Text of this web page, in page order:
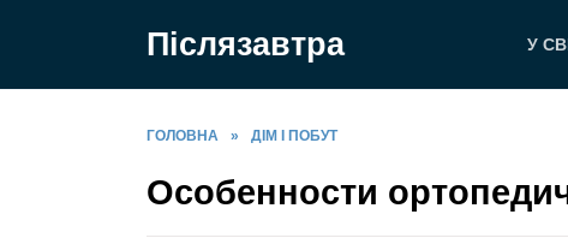
Післязавтра У
ГОЛОВНА » ДІМ І ПОБУТ
Особенности